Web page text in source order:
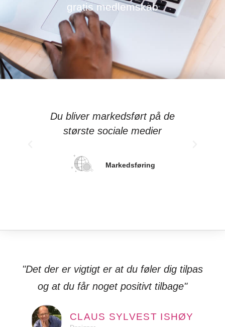
gratis medlemskab
Du bliver markedsført på de
største sociale medier
Markedsføring
"Det der er vigtigt er at du føler dig tilpas
og at du får noget positivt tilbage"
CLAUS SYLVEST ISHØY